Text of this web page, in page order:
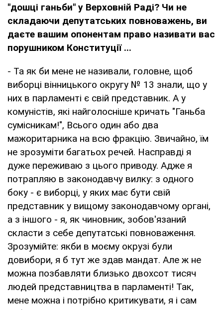
"дошці ганьби" у Верховній Раді? Чи не
складаючи депутатських повноважень, ви
даєте вашим опонентам право називати вас
порушником Конституції ...
- Та як би мене не називали, головне, щоб
виборці вінницького округу № 13 знали, що у
них в парламенті є свій представник. А у
комуністів, які найголосніше кричать "Ганьба
сумісникам!", Всього один або два
мажоритарника на всю фракцію. Звичайно, їм
не зрозуміти багатьох речей. Насправді я
дуже переживаю з цього приводу. Адже я
потрапляю в законодавчу вилку: з одного
боку - є виборці, у яких має бути свій
представник у вищому законодавчому органі,
а з іншого - я, як чиновник, зобов'язаний
скласти з себе депутатські повноваження.
Зрозумійте: якби в моєму окрузі були
довибори, я б тут же здав мандат. Але ж не
можна позбавляти близько двохсот тисяч
людей представництва в парламенті! Так,
мене можна і потрібно критикувати, я і сам